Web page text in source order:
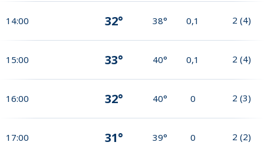
14:00 32° 38° 0,1 2 (4)
15:00 33° 40° 0,1 2 (4)
16:00 32° 40° 0 2 (3)
17:00 31° 39° 0 2 (2)